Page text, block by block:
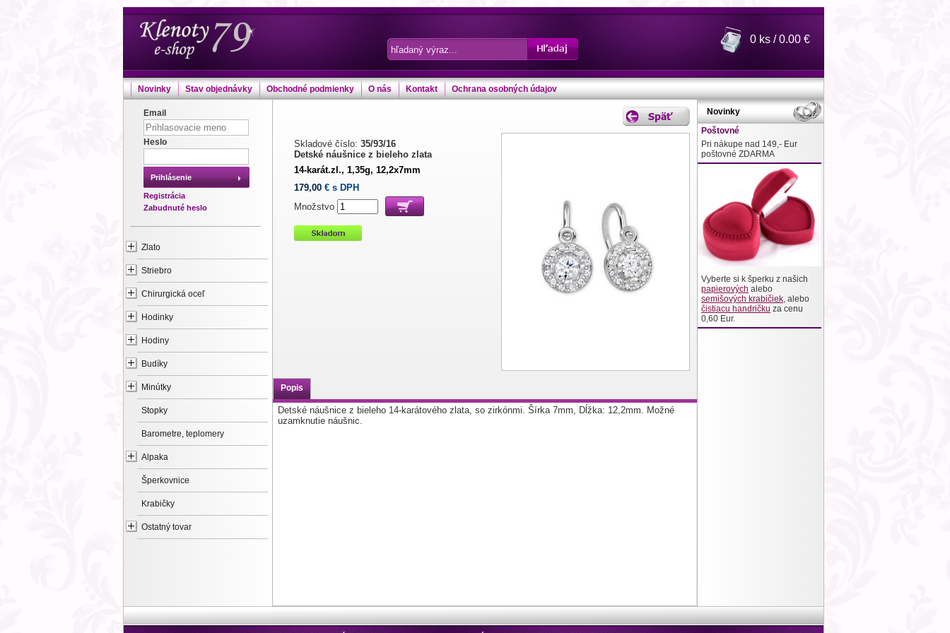
0 ks / 0.00 €
Novinky Stav objednávky Obchodné podmienky O nás Kontakt Ochrana osobných údajov
Email
Heslo
Prihlásenie
Registrácia
Zabudnuté heslo
Zlato
Striebro
Chirurgická oceľ
Hodinky
Hodiny
Budíky
Minútky
Stopky
Barometre, teplomery
Alpaka
Šperkovnice
Krabičky
Ostatný tovar
Skladové číslo: 35/93/16
Detské náušnice z bieleho zlata
14-karát.zl., 1,35g, 12,2x7mm
179,00 € s DPH
Množstvo
Popis
Detské náušnice z bieleho 14-karátového zlata, so zirkónmi. Šírka 7mm, Dĺžka: 12,2mm. Možné
uzamknutie náušnic.
Novinky
Poštovné
Pri nákupe nad 149,- Eur
poštovné ZDARMA
Vyberte si k šperku z našich
papierových alebo
semišových krabičiek, alebo
čistiacu handričku za cenu
0,60 Eur.